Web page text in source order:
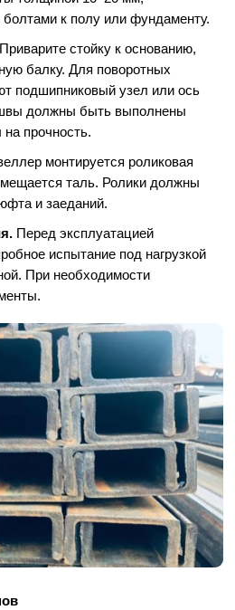
к полу или фундаменту.
Приварите стойку к основанию,
балку. Для поворотных
подшипниковый узел или ось
должны быть выполнены
прочность.
монтируется роликовая
таль. Ролики должны
и заеданий.
Перед эксплуатацией
испытание под нагрузкой
При необходимости